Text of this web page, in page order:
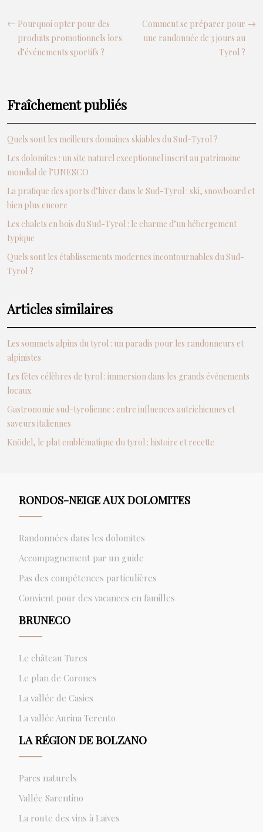
Pourquoi opter pour des
produits promotionnels lors
d’événements sportifs ?
Comment se préparer pour
une randonnée de 3 jours au
Tyrol ?
Fraîchement publiés
Quels sont les meilleurs domaines skiables du Sud-Tyrol ?
Les dolomites : un site naturel exceptionnel inscrit au patrimoine
mondial de l’UNESCO
La pratique des sports d’hiver dans le Sud-Tyrol : ski, snowboard et
bien plus encore
Les chalets en bois du Sud-Tyrol : le charme d’un hébergement
typique
Quels sont les établissements modernes incontournables du Sud-
Tyrol ?
Articles similaires
Les sommets alpins du tyrol : un paradis pour les randonneurs et
alpinistes
Les fêtes célèbres de tyrol : immersion dans les grands événements
locaux
Gastronomie sud-tyrolienne : entre influences autrichiennes et
saveurs italiennes
Knödel, le plat emblématique du tyrol : histoire et recette
RONDOS-NEIGE AUX DOLOMITES
Randonnées dans les dolomites
Accompagnement par un guide
Pas des compétences particulières
Convient pour des vacances en familles
BRUNECO
Le château Tures
Le plan de Corones
La vallée de Casies
La vallée Aurina Terento
LA RÉGION DE BOLZANO
Parcs naturels
Vallée Sarentino
La route des vins à Laives